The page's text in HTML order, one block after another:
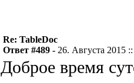
Re: TableDoc
Ответ #489 - 26. Августа 2015
Доброе время